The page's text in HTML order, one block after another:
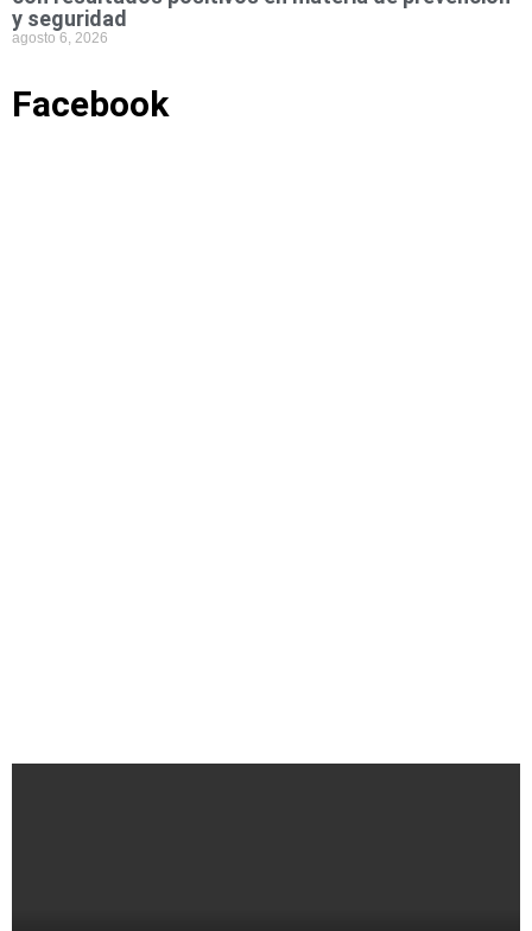
y seguridad
agosto 6, 2026
Facebook